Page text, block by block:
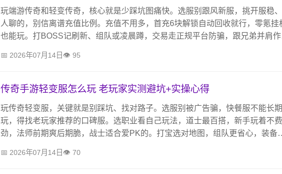
玩端游传奇和轻变传奇，核心就是少踩坑图痛快。选服别跟风新服，挑开服稳
人聊的，别信离谱充值比例。充值不用多，首充6块解锁自动回收就行，零氪挂
也能玩。打BOSS记刷新、组队或凌晨蹲，交易走正规平台防骗，跟兄弟并肩作
2026年07月14日 95
传奇手游轻变服怎么玩 老玩家实测避坑+实操心得
玩传奇轻变服，关键就是别踩坑、找对路子。选服别被广告骗，快餐服不能长期
玩，得找老玩家推荐的口碑服。选职业看自己玩法，道士最百搭，新手玩着不费
劲，法师前期爽后期脆，战士适合爱PK的。打宝选对地图，组队更省心，装备
个情怀和快乐就够了。
2026年07月14日 70